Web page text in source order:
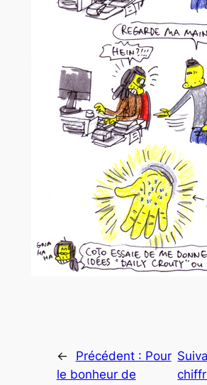
← Précédent : Pour
le bonheur de